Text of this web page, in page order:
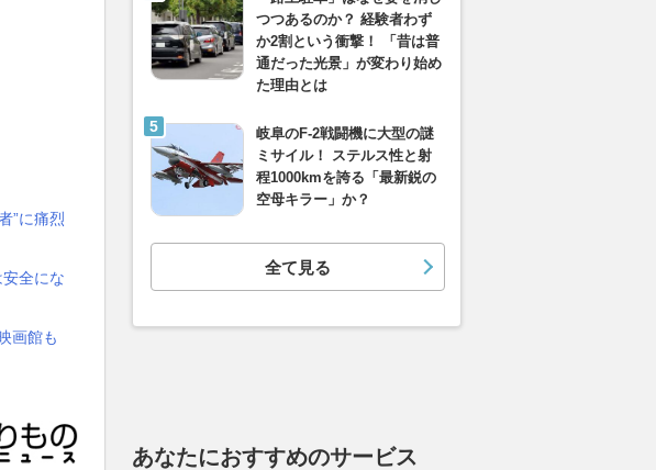
”に痛烈
全にな
画館も
つつあるのか？ 経験者わず
か2割という衝撃！ 「昔は普
通だった光景」が変わり始め
た理由とは
岐阜のF-2戦闘機に大型の謎
ミサイル！ ステルス性と射
程1000kmを誇る「最新鋭の
空母キラー」か？
全て見る
あなたにおすすめのサービス